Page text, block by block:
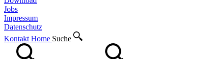
Jobs
Impressum
Datenschutz
Kontakt Home Suche